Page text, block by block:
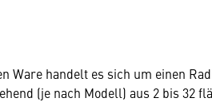
Ware handelt es sich um einen
(je nach Modell) aus 2 bis 32